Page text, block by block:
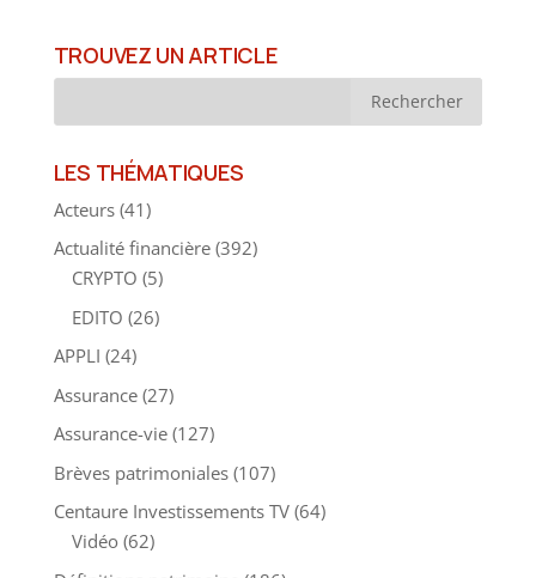
TROUVEZ UN ARTICLE
LES THÉMATIQUES
Acteurs(41)
Actualité financière (392)
CRYPTO (5)
EDITO (26)
APPLI (24)
Assurance (27)
Assurance-vie (127)
Brèves patrimoniales(107)
Centaure Investissements TV (64)
Vidéo (62)